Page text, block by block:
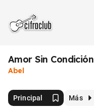
Amor Sin Condición
Abel
Principal Más